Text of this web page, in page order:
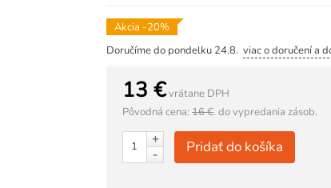
Akcia -20%
Doručíme do pondelku 24.8.viac o doručení a
13 €vrátane DPH
Pôvodná cena:16 €.do vypredania zásob.
+
-
Pridať do košíka